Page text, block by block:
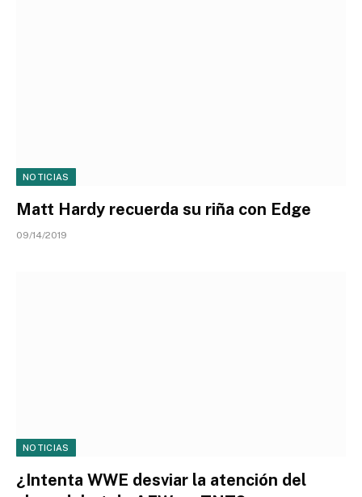
NOTICIAS
Matt Hardy recuerda su riña con Edge
09/14/2019
NOTICIAS
¿Intenta WWE desviar la atención del